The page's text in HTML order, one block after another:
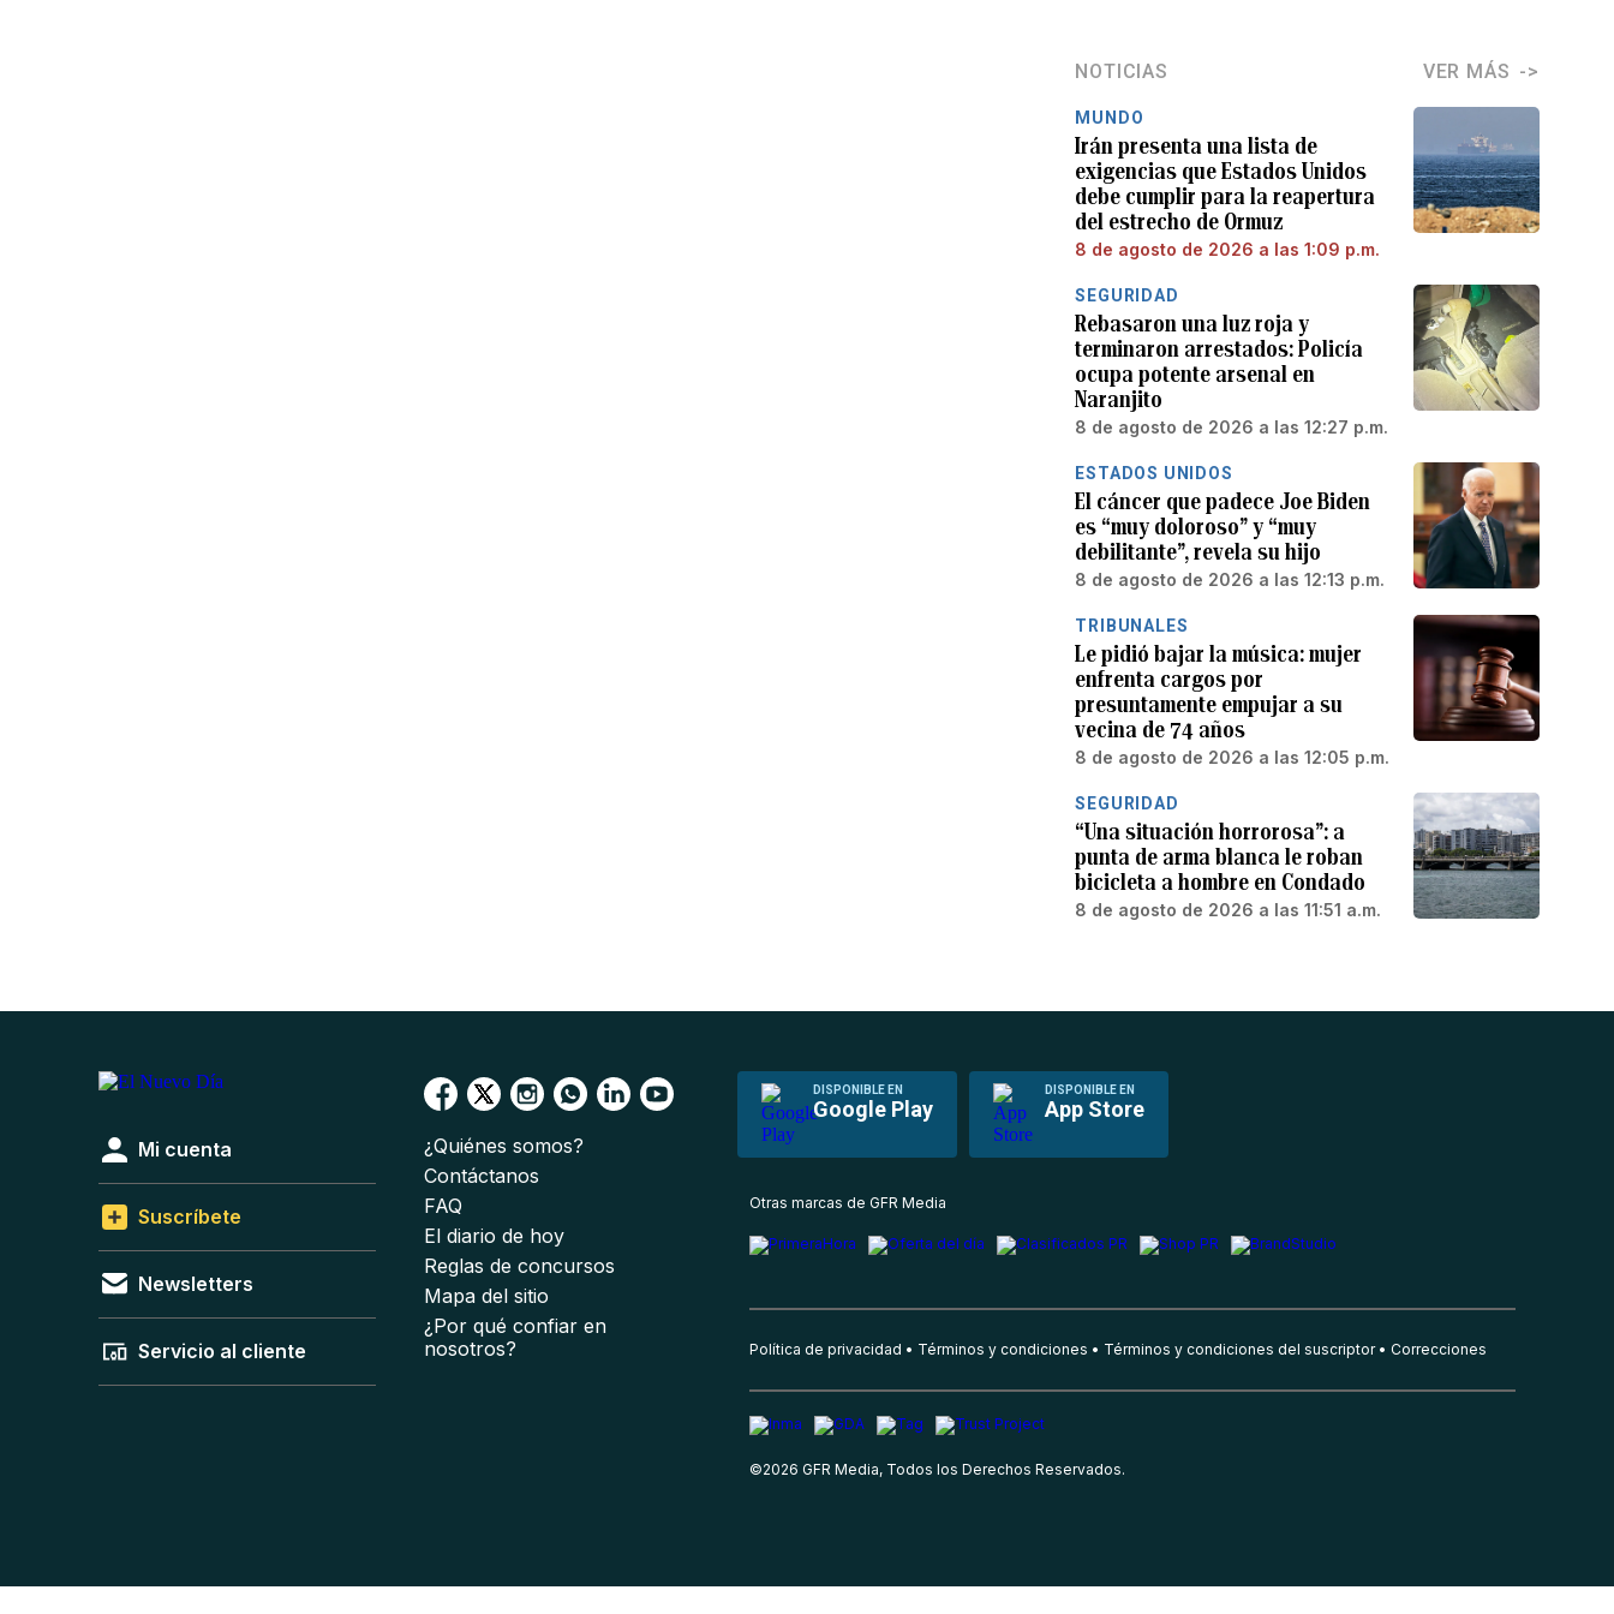
NOTICIAS VER MÁS
MUNDO
Irán presenta una lista de
exigencias que Estados Unidos
debe cumplir para la reapertura
del estrecho de Ormuz
8 de agosto de 2026 a las 1:09 p.m.
SEGURIDAD
Rebasaron una luz roja y
terminaron arrestados: Policía
ocupa potente arsenal en
Naranjito
8 de agosto de 2026 a las 12:27 p.m.
ESTADOS UNIDOS
El cáncer que padece Joe Biden
es “muy doloroso” y “muy
debilitante”, revela su hijo
8 de agosto de 2026 a las 12:13 p.m.
TRIBUNALES
Le pidió bajar la música: mujer
enfrenta cargos por
presuntamente empujar a su
vecina de 74 años
8 de agosto de 2026 a las 12:05 p.m.
SEGURIDAD
“Una situación horrorosa”: a
punta de arma blanca le roban
bicicleta a hombre en Condado
8 de agosto de 2026 a las 11:51 a.m.
DISPONIBLE EN
Google Play
DISPONIBLE EN
App Store
Mi cuenta
Suscríbete
Newsletters
Servicio al cliente
¿Quiénes somos?
Contáctanos
FAQ
El diario de hoy
Reglas de concursos
Mapa del sitio
¿Por qué confiar en
nosotros?
Otras marcas de GFR Media
Política de privacidad Términos y condiciones Términos y condiciones del suscriptor Correcciones
©2026 GFR Media, Todos los Derechos Reservados.